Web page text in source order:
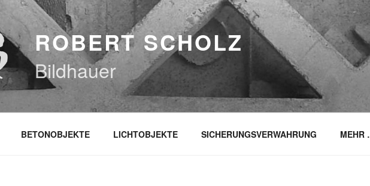
ROBERT SCHOLZ
Bildhauer
BETONOBJEKTE LICHTOBJEKTE SICHERUNGSVERWAHRUNG MEHR